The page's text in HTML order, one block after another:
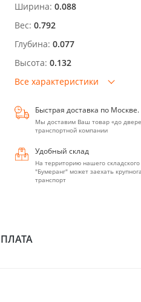
Ширина: 0.088
Вес: 0.792
Глубина: 0.077
Высота: 0.132
Все характеристики
Быстрая доставка по Москве.
Мы доставим Ваш товар «до
транспортной компании
Удобный склад
На территорию нашего
"Бумеранг" может заехать
транспорт